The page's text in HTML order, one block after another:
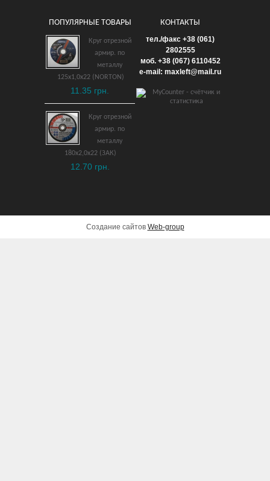
Ключ рожковый
укороченный 14 мм
взрывобезопасный ВБ
1,500 грн.
ДОБАВИТЬ В КОРЗИНУ
ПОПУЛЯРНЫЕ ТОВАРЫ
Круг отрезной
армир. по
металлу
125х1,0х22 (NORTON)
11.35 грн.
Круг отрезной
армир. по
металлу
180х2,0х22 (ЗАК)
12.70 грн.
КОНТАКТЫ
тел./факс +38 (061)
2802555
моб. +38 (067) 6110452
e-mail: maxleft@mail.ru
Создание сайтов Web-group